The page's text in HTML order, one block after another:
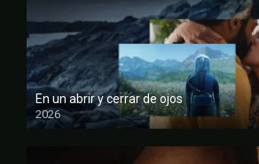
En un abrir y cerrar de ojos
2026
FULL HD